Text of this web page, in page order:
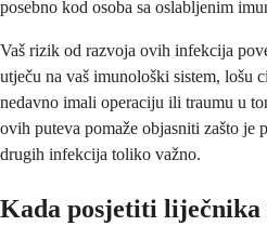
posebno kod osoba sa oslabljenim
Vaš rizik od razvoja ovih infekcija
utječu na vaš imunološki sistem, lošu
nedavno imali operaciju ili traumu u
ovih puteva pomaže objasniti zašto je
drugih infekcija toliko važno.
Kada posjetiti liječnika